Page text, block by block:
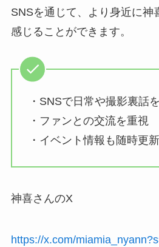
SNSを通じて、より身近に神
感じることができます。
・SNSで日常や撮影裏話
・ファンとの交流を重視
・イベント情報も随時更新
神喜さんのX
https://x.com/